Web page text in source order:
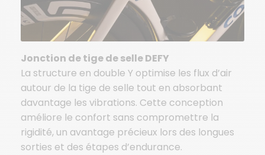
Jonction de tige de selle DEFY
La structure en double Y optimise les flux d’air
autour de la tige de selle tout en absorbant
davantage les vibrations. Cette conception
améliore le confort sans compromettre la
rigidité, un avantage précieux lors des longues
sorties et des étapes d’endurance.